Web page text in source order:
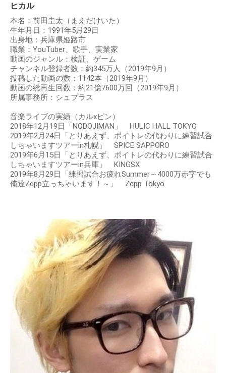
ヒカル
本名：前田圭太（まえだけいた）
生年月日：1991年5月29日
出身地：兵庫県姫路市
職業：YouTuber、歌手、実業家
動画のジャンル：検証、ゲーム
チャンネル登録者数：約345万人（2019年9月）
投稿した動画の数：1142本（2019年9月）
動画の総再生回数：約21億7600万回（2019年9月）
所属事務所：シュプラス
音楽ライブの実績（カルxピン）
2018年12月19日「NODOJIMAN」 HULIC HALL TOKYO
2019年2月24日「とりあえず、ボイトレの代わりに練習試合
しちゃいますツアーin札幌」 SPICE SAPPORO
2019年6月15日「とりあえず、ボイトレの代わりに練習試合
しちゃいますツアーin兵庫」 KINGSX
2019年8月29日「練習試合お疲れSummer～4000万赤字でも
俺達Zepp立っちゃいます！～」 Zepp Tokyo